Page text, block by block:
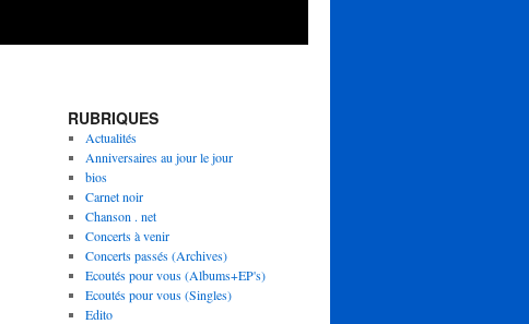
RUBRIQUES
Actualités
Anniversaires au jour le jour
bios
Carnet noir
Chanson . net
Concerts à venir
Concerts passés (Archives)
Ecoutés pour vous (Albums+EP's)
Ecoutés pour vous (Singles)
Edito